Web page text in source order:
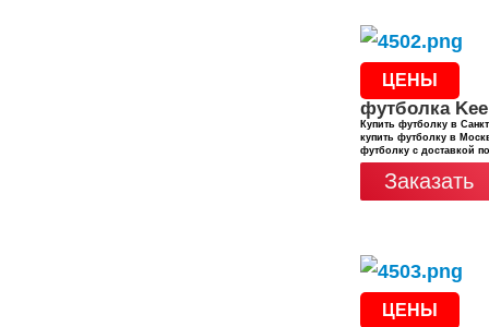
ЦЕНЫ
футболка
Купить футболку в
купить футболку в
футболку с доставкой
Заказать
ЦЕНЫ